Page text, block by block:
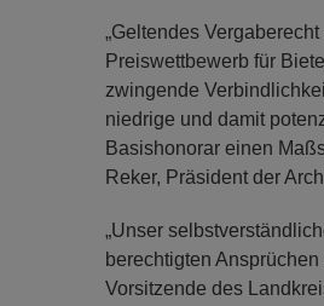
„Geltendes
Preiswettbewerb für
zwingende
niedrige und damit
Basishonorar einen
Reker, Präsident der
„Unser
berechtigten
Vorsitzende des